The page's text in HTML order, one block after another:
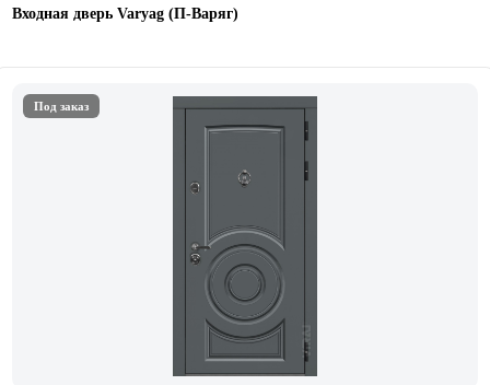
Входная дверь Varyag (П-Варяг)
Под заказ